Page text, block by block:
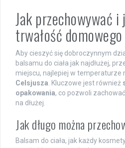
Jak przechowywać
trwałość
Aby cieszyć się dobroczynnym
balsamu do ciała jak najdłużej,
miejscu, najlepiej w temperaturze
Celsjusza . Kluczowe jest również
opakowania, co pozwoli
na dłużej.
Jak długo można
Balsam do ciała, jak każdy